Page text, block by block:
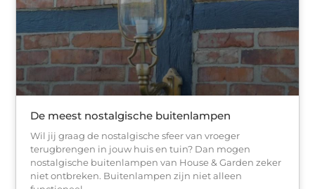
De meest nostalgische buitenlampen
Wil jij graag de nostalgische sfeer van vroeger
terugbrengen in jouw huis en tuin? Dan mogen
nostalgische buitenlampen van House & Garden zeker
niet ontbreken. Buitenlampen zijn niet alleen